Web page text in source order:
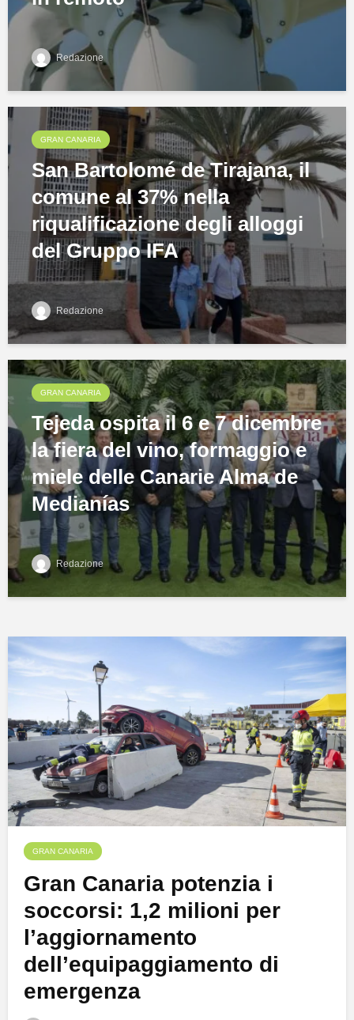
Redazione
GRAN CANARIA
San Bartolomé de Tirajana, il
comune al 37% nella
riqualificazione degli alloggi
del Gruppo IFA
Redazione
GRAN CANARIA
Tejeda ospita il 6 e 7 dicembre
la fiera del vino, formaggio e
miele delle Canarie Alma de
Medianías
Redazione
GRAN CANARIA
Gran Canaria potenzia i
soccorsi: 1,2 milioni per
l’aggiornamento
dell’equipaggiamento di
emergenza